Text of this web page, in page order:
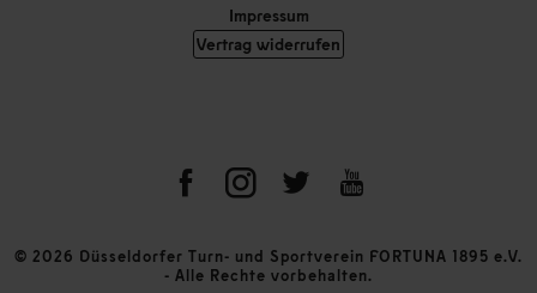
Impressum
Vertrag widerrufen
© 2026 Düsseldorfer Turn- und Sportverein FORTUNA 1895 e.V.
- Alle Rechte vorbehalten.